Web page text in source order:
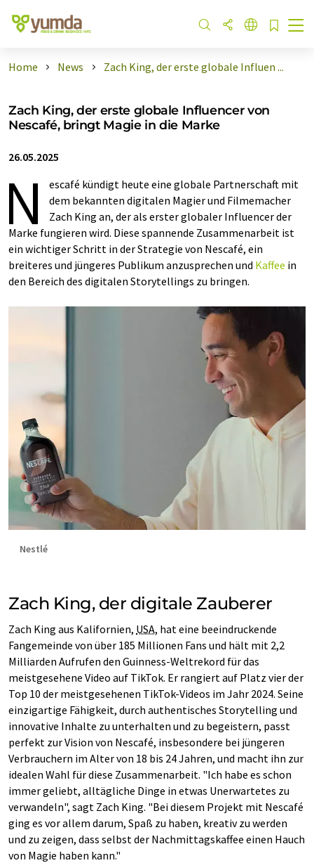
Home News Zach King, der erste globale Influen ...
Zach King, der erste globale Influencer von
Nescafé, bringt Magie in die Marke
26.05.2025
N
escafé kündigt heute eine globale Partnerschaft mit
dem bekannten digitalen Magier und Filmemacher
Zach King an, der als erster globaler Influencer der
Marke fungieren wird. Diese spannende Zusammenarbeit ist
ein wichtiger Schritt in der Strategie von Nescafé, ein
breiteres und jüngeres Publikum anzusprechen und Kaffee in
den Bereich des digitalen Storytellings zu bringen.
Nestlé
Zach King, der digitale Zauberer
Zach King aus Kalifornien, USA, hat eine beeindruckende
Fangemeinde von über 185 Millionen Fans und hält mit 2,2
Milliarden Aufrufen den Guinness-Weltrekord für das
meistgesehene Video auf TikTok. Er rangiert auf Platz vier der
Top 10 der meistgesehenen TikTok-Videos im Jahr 2024. Seine
einzigartige Fähigkeit, durch authentisches Storytelling und
innovative Inhalte zu unterhalten und zu begeistern, passt
perfekt zur Vision von Nescafé, insbesondere bei jüngeren
Verbrauchern im Alter von 18 bis 24 Jahren, und macht ihn zur
idealen Wahl für diese Zusammenarbeit. "Ich habe es schon
immer geliebt, alltägliche Dinge in etwas Unerwartetes zu
verwandeln", sagt Zach King. "Bei diesem Projekt mit Nescafé
ging es vor allem darum, Spaß zu haben, kreativ zu werden
und zu zeigen, dass selbst der Nachmittagskaffee einen Hauch
von Magie haben kann."